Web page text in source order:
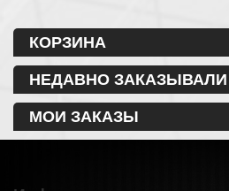
КОРЗИНА
НЕДАВНО ЗАКАЗЫВАЛИ
МОИ ЗАКАЗЫ